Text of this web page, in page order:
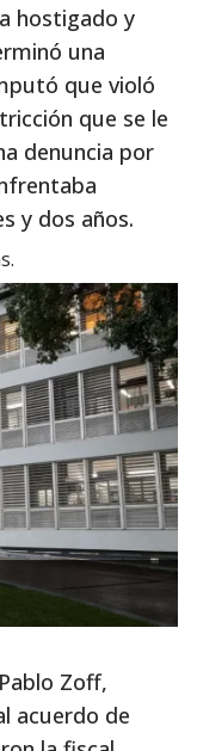
hostigado y
una
que violó
que se le
denuncia por
y dos años.
Zoff,
acuerdo de